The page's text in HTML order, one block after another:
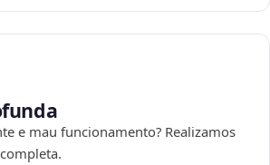
e mau funcionamento? Realizamos